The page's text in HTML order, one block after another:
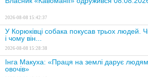
2026-08-08 15:42:37
У Корюківці собака покусав трьох людей.
і чому він...
2026-08-08 15:28:38
Інга Макуха: «Праця на землі дарує
овочів»